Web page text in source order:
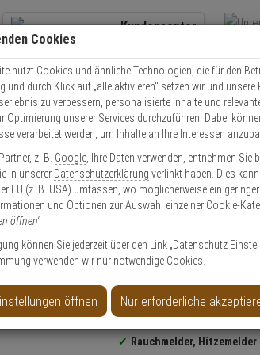
Kundencenter
Kontaktservice nutzen
Mo. - Do.: 8:00 - 16:30 Fr. 8:00 - 14:00 Uhr
Zutritt Einbruch
Bus Rauch- & Temperaturmelder
Temperaturmelder
Produktinformationen
Konfigurations- &
Rauchmelder, Hitzemelder
Cookies
nutzt Cookies und ähnliche Technologien, die für den
und durch Klick auf „alle aktivieren“ setzen wir und
zu verbessern, personalisierte Inhalte und
Optimierung unserer Services durchzuführen. Dabei
verarbeitet werden, um Inhalte an Ihre Interessen
z. B. Google , Ihre Daten verwenden, entnehmen
in unserer Datenschutzerklärung verlinkt haben. Dies
EU (z. B. USA) umfassen, wo möglicherweise ein
und Optionen zur Auswahl einzelner Cookie-
öffnen'.
können Sie jederzeit über den Link „Datenschutz
verwenden wir nur notwendige Cookies.
öffnen Nur erforderliche